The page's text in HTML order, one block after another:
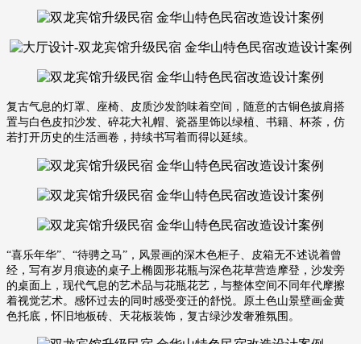
复古气息的灯罩、座椅、皮质沙发韵味着空间，随意的古铜色披肩搭
置与白色皮扣沙发、碎花大礼帽、瓷器里饰以绿植、书籍、杯茶，仿
若打开历史的生活画卷，持续书写着而得以延续。
“喜乐年华”、“待骋之马”，风景画的深木色柜子、皮箱无不述说着曾
经，写有岁月痕迹的桌子上椭圆形花瓶与深色花草营造摩登，沙发旁
的桌面上，现代气息的艺术品与花瓶花艺，与整体空间不同年代摩擦
着视觉艺术。感怀过去的同时感受变迁的舒悦。
原土色山景壁画金黄
色托底，怀旧地板砖、天花板装饰，复古绿沙发奢雅氛围。